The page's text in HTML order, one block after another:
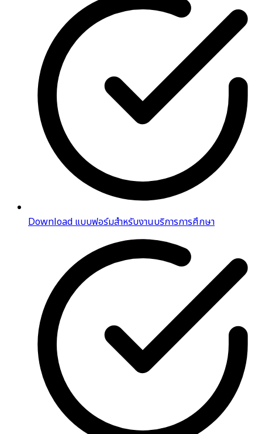
Download แบบฟอร์มสำหรับงานบริการการศึกษา